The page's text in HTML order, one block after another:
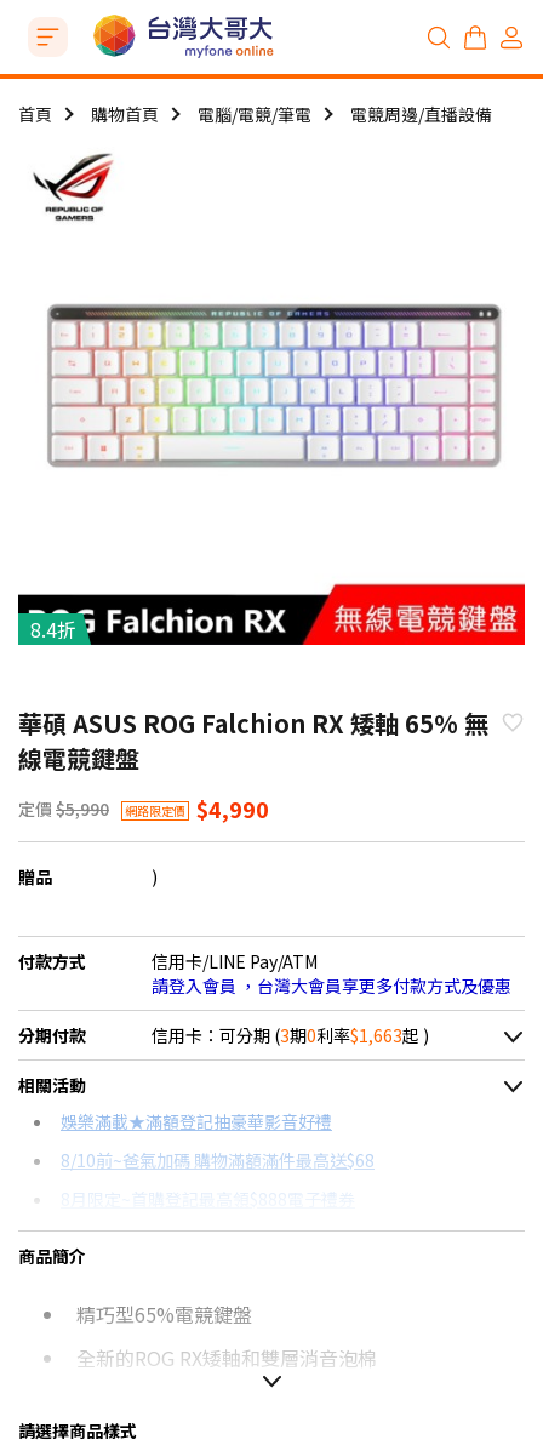
首頁 購物首頁 電腦/電競/筆電 電競周邊/直播設備
8.4折
華碩 ASUS ROG Falchion RX 矮軸 65% 無
線電競鍵盤
定價 $5,990 網路限定價 $4,990
贈品 )
付款方式
信用卡/LINE Pay/ATM
請登入會員 ，台灣大會員享更多付款方式及優惠
分期付款 信用卡：可分期 (3期0利率$1,663起 )
＊實際可分期數、適用利率，請以購物車顯示為主
信用卡分期
分期數
12期
24期
每期金額
$228
配合銀行/業者
18家銀行/業者
相關活動
娛樂滿載★滿額登記抽豪華影音好禮
8/10前~爸氣加碼 購物滿額滿件最高送$68
8月限定~首購登記最高領$888電子禮券
8/15前~指定購物滿額最高回饋25%
更多信用卡分期0利率滿額享回饋
商品簡介
精巧型65%電競鍵盤
全新的ROG RX矮軸和雙層消音泡棉
請選擇商品樣式